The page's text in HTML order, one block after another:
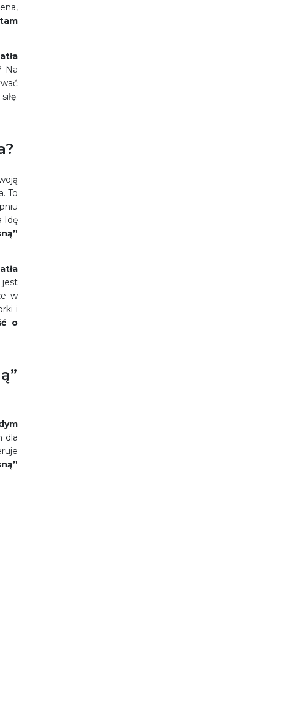
Na
To
Idę
jest
w
i
o
dla